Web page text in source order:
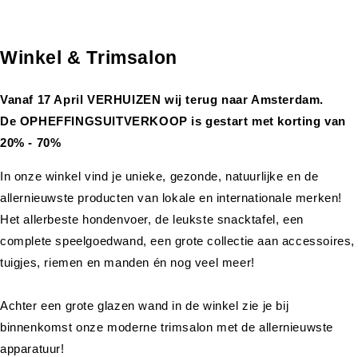
Winkel & Trimsalon
Vanaf 17 April VERHUIZEN wij terug naar Amsterdam.
De OPHEFFINGSUITVERKOOP is gestart met korting van
20% - 70%
In onze winkel vind je unieke, gezonde, natuurlijke en de
allernieuwste producten van lokale en internationale merken!
Het allerbeste hondenvoer, de leukste snacktafel, een
complete speelgoedwand, een grote collectie aan accessoires,
tuigjes, riemen en manden én nog veel meer!
Achter een grote glazen wand in de winkel zie je bij
binnenkomst onze moderne trimsalon met de allernieuwste
apparatuur!